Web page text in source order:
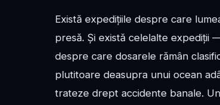
Există expedițiile despre care
presă. Și există celelalte expediții
despre care dosarele rămân
plutitoare deasupra unui ocean
trateze drept accidente banale.